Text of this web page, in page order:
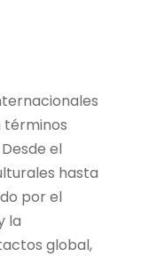
términos
el
hasta
por el
la
global,